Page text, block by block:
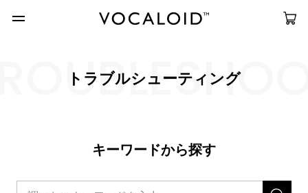
トラブルシューティング
キーワードから探す